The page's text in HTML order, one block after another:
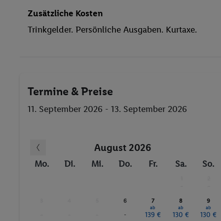
Sonnenterrasse
Tischtennis
Gymnastik
Bräunungsstudio/Solarium
Zusätzliche Kosten
Trinkgelder. Persönliche Ausgaben. Kurtaxe.
Termine & Preise
11. September 2026 - 13. September 2026
August 2026
Mo. Di. Mi. Do. Fr. Sa. So.
6
-
7
ab
139 €
8
ab
130 €
9
ab
130 €